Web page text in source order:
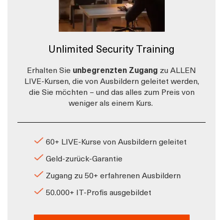
Unlimited Security Training
Erhalten Sie unbegrenzten Zugang zu ALLEN
LIVE-Kursen, die von Ausbildern geleitet werden,
die Sie möchten – und das alles zum Preis von
weniger als einem Kurs.
60+ LIVE-Kurse von Ausbildern geleitet
Geld-zurück-Garantie
Zugang zu 50+ erfahrenen Ausbildern
50.000+ IT-Profis ausgebildet